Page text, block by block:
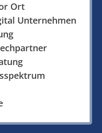
Ort
Unternehmen